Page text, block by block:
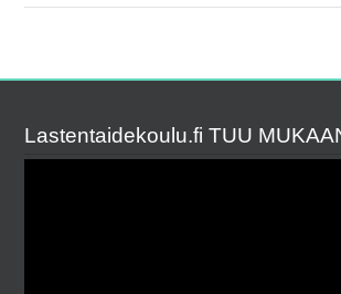
Lastentaidekoulu.fi TUU